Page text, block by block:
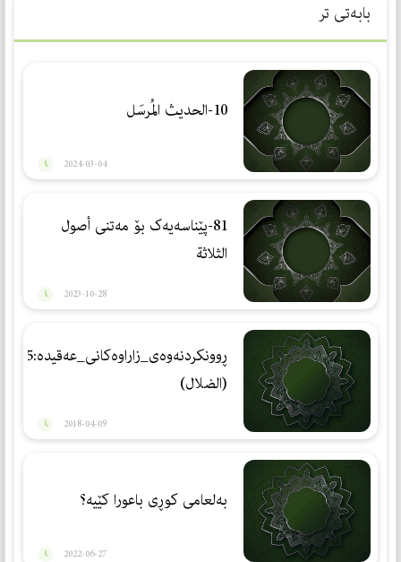
بابەتی تر
10-الحديث المُرسَل
2024-03-04
81-پێناسەیەک بۆ مەتنی ‌‌أصول
الثلاثة
2023-10-28
ڕوونكردنه‌وه‌ی_زاراوه‌كانی_عه‌قیده‌:15
(الضلال)
2018-04-09
بەلعامی كوڕی باعورا کێیە؟
2022-06-27